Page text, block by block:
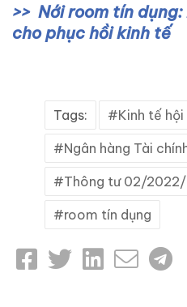
Nới room tín
cho phục hồi kinh tế
Tags: Kinh tế hội
Ngân hàng Tài
Thông tư 02/
room tín dụng